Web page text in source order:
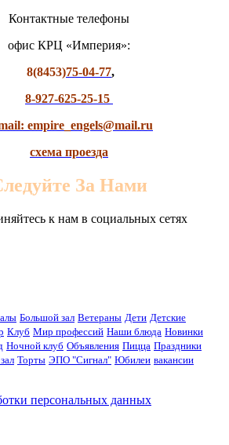
Контактные телефоны
офис КРЦ «Империя»:
8(8453)75-04-77,
8-927-625-25-15
empire_engels@mail.ru
схема проезда
За Нами
к нам в социальных сетях
Большой зал Ветераны Дети Детские
Клуб Мир профессий Наши блюда Новинки
Ночной клуб Объявления Пицца Праздники
Торты ЭПО "Сигнал" Юбилеи вакансии
персональных данных